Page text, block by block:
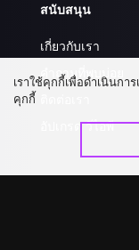
สนับสนุน
เกี่ยวกับเรา
คำถามที่พบบ่อย
อัปเกรด วีไอพี
เราใช้คุกกี้เพื่อดำเนินกา
คุกกี้